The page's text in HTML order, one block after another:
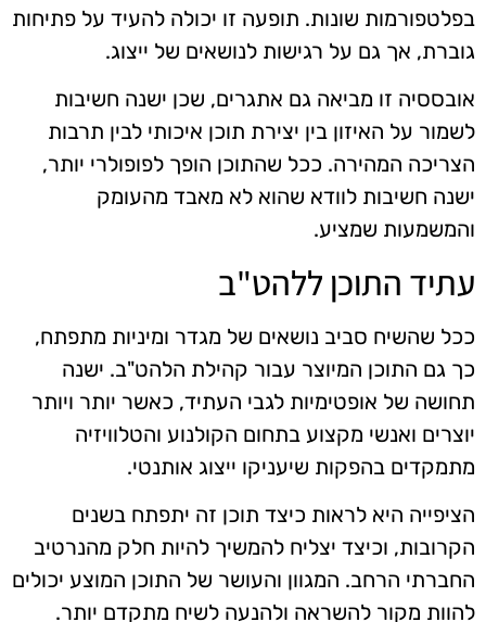
בפלטפורמות שונות. תופעה זו יכולה להעיד על פתיחות
גוברת, אך גם על רגישות לנושאים של ייצוג.
אובססיה זו מביאה גם אתגרים, שכן ישנה חשיבות
לשמור על האיזון בין יצירת תוכן איכותי לבין תרבות
הצריכה המהירה. ככל שהתוכן הופך לפופולרי יותר,
ישנה חשיבות לוודא שהוא לא מאבד מהעומק
והמשמעות שמציע.
עתיד התוכן ללהט"ב
ככל שהשיח סביב נושאים של מגדר ומיניות מתפתח,
כך גם התוכן המיוצר עבור קהילת הלהט"ב. ישנה
תחושה של אופטימיות לגבי העתיד, כאשר יותר ויותר
יוצרים ואנשי מקצוע בתחום הקולנוע והטלוויזיה
מתמקדים בהפקות שיעניקו ייצוג אותנטי.
הציפייה היא לראות כיצד תוכן זה יתפתח בשנים
הקרובות, וכיצד יצליח להמשיך להיות חלק מהנרטיב
החברתי הרחב. המגוון והעושר של התוכן המוצע יכולים
להוות מקור להשראה ולהנעה לשיח מתקדם יותר.